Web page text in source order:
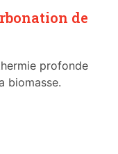
de
profonde
biomasse.